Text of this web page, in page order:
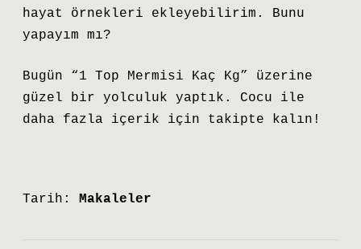
hayat örnekleri ekleyebilirim. Bunu
yapayım mı?
Bugün “1 Top Mermisi Kaç Kg” üzerine
güzel bir yolculuk yaptık. Cocu ile
daha fazla içerik için takipte kalın!
Tarih: Makaleler